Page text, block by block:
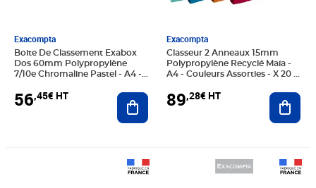
Exacompta
Boite De Classement Exabox
Dos 60mm Polypropylène
7/10e Chromaline Pastel - A4 -
Exacompta
56,45€ HT Ajouter au panier
Exacompta
Classeur 2 Anneaux 15mm
Polypropylène Recyclé Maïa -
A4 - Couleurs Assorties - X 20 -
89,28€ HT
Prix 7,21€ HT